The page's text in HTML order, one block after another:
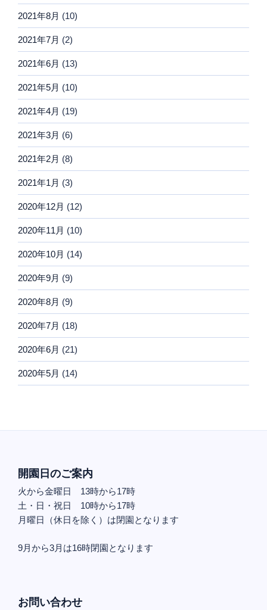
2021年8月 (10)
2021年7月 (2)
2021年6月 (13)
2021年5月 (10)
2021年4月 (19)
2021年3月 (6)
2021年2月 (8)
2021年1月 (3)
2020年12月 (12)
2020年11月 (10)
2020年10月 (14)
2020年9月 (9)
2020年8月 (9)
2020年7月 (18)
2020年6月 (21)
2020年5月 (14)
開園日のご案内
火から金曜日 13時から17時
土・日・祝日 10時から17時
月曜日（休日を除く）は閉園となります
9月から3月は16時閉園となります
お問い合わせ